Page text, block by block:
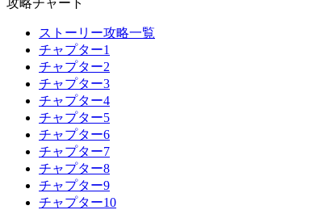
攻略チャート
ストーリー攻略一覧
チャプター1
チャプター2
チャプター3
チャプター4
チャプター5
チャプター6
チャプター7
チャプター8
チャプター9
チャプター10